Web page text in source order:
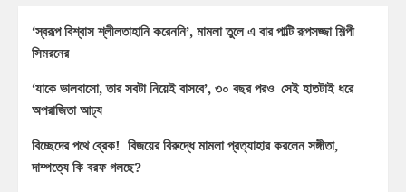
‘স্বরূপ বিশ্বাস শ্লীলতাহানি করেননি’, মামলা তুলে এ বার পাল্টি রূপসজ্জা শিল্পী
সিমরনের
‘যাকে ভালবাসো, তার সবটা নিয়েই বাসবে’, ৩০ বছর পরও সেই হাতটাই ধরে
অপরাজিতা আঢ্য
বিচ্ছেদের পথে ব্রেক! বিজয়ের বিরুদ্ধে মামলা প্রত্যাহার করলেন সঙ্গীতা,
দাম্পত্যে কি বরফ গলছে?